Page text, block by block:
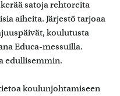
satoja rehtoreita
aiheita. Järjestö tarjoaa
koulutusta
Educa-messuilla.
edullisemmin.
koulunjohtamiseen